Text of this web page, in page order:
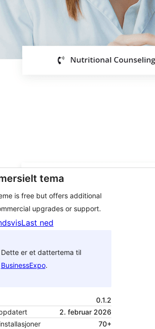
tema
is free but offers additional
upgrades or support.
Last ned
Dette er et dattertema til
BusinessExpo.
0.1.2
2. februar 2026
70+